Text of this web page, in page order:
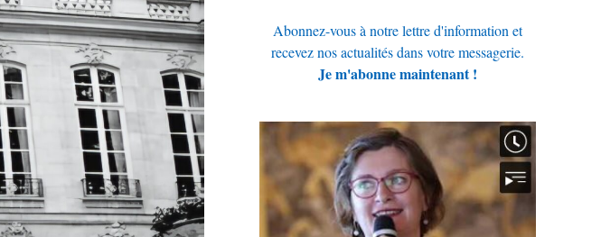
Abonnez-vous à notre lettre d'information et
recevez nos actualités dans votre messagerie.
Je m'abonne maintenant !